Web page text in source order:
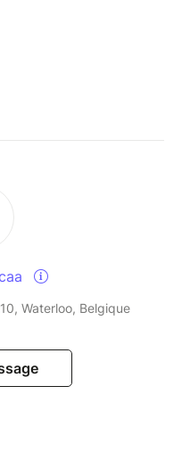
Waterloo, Belgique